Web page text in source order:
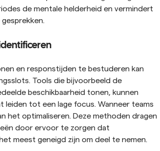
de mentale helderheid en vermindert
en responstijden te bestuderen kan
Tools die bijvoorbeeld de
beschikbaarheid tonen, kunnen
tot een lage focus. Wanneer teams
het optimaliseren. Deze methoden dragen
door ervoor te zorgen dat
meest geneigd zijn om deel te nemen.